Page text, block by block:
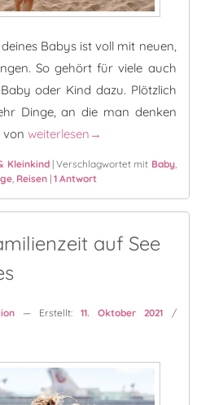
Babys ist voll mit neuen,
So gehört für viele auch
oder Kind dazu. Plötzlich
Dinge, an die man denken
vonDer erste Sommerurlaub mit
weiterlesen →
Kleinkind |Verschlagwortet mit Baby,
Reisen |1 Antwort
auf See
— Erstellt:11. Oktober 2021 /